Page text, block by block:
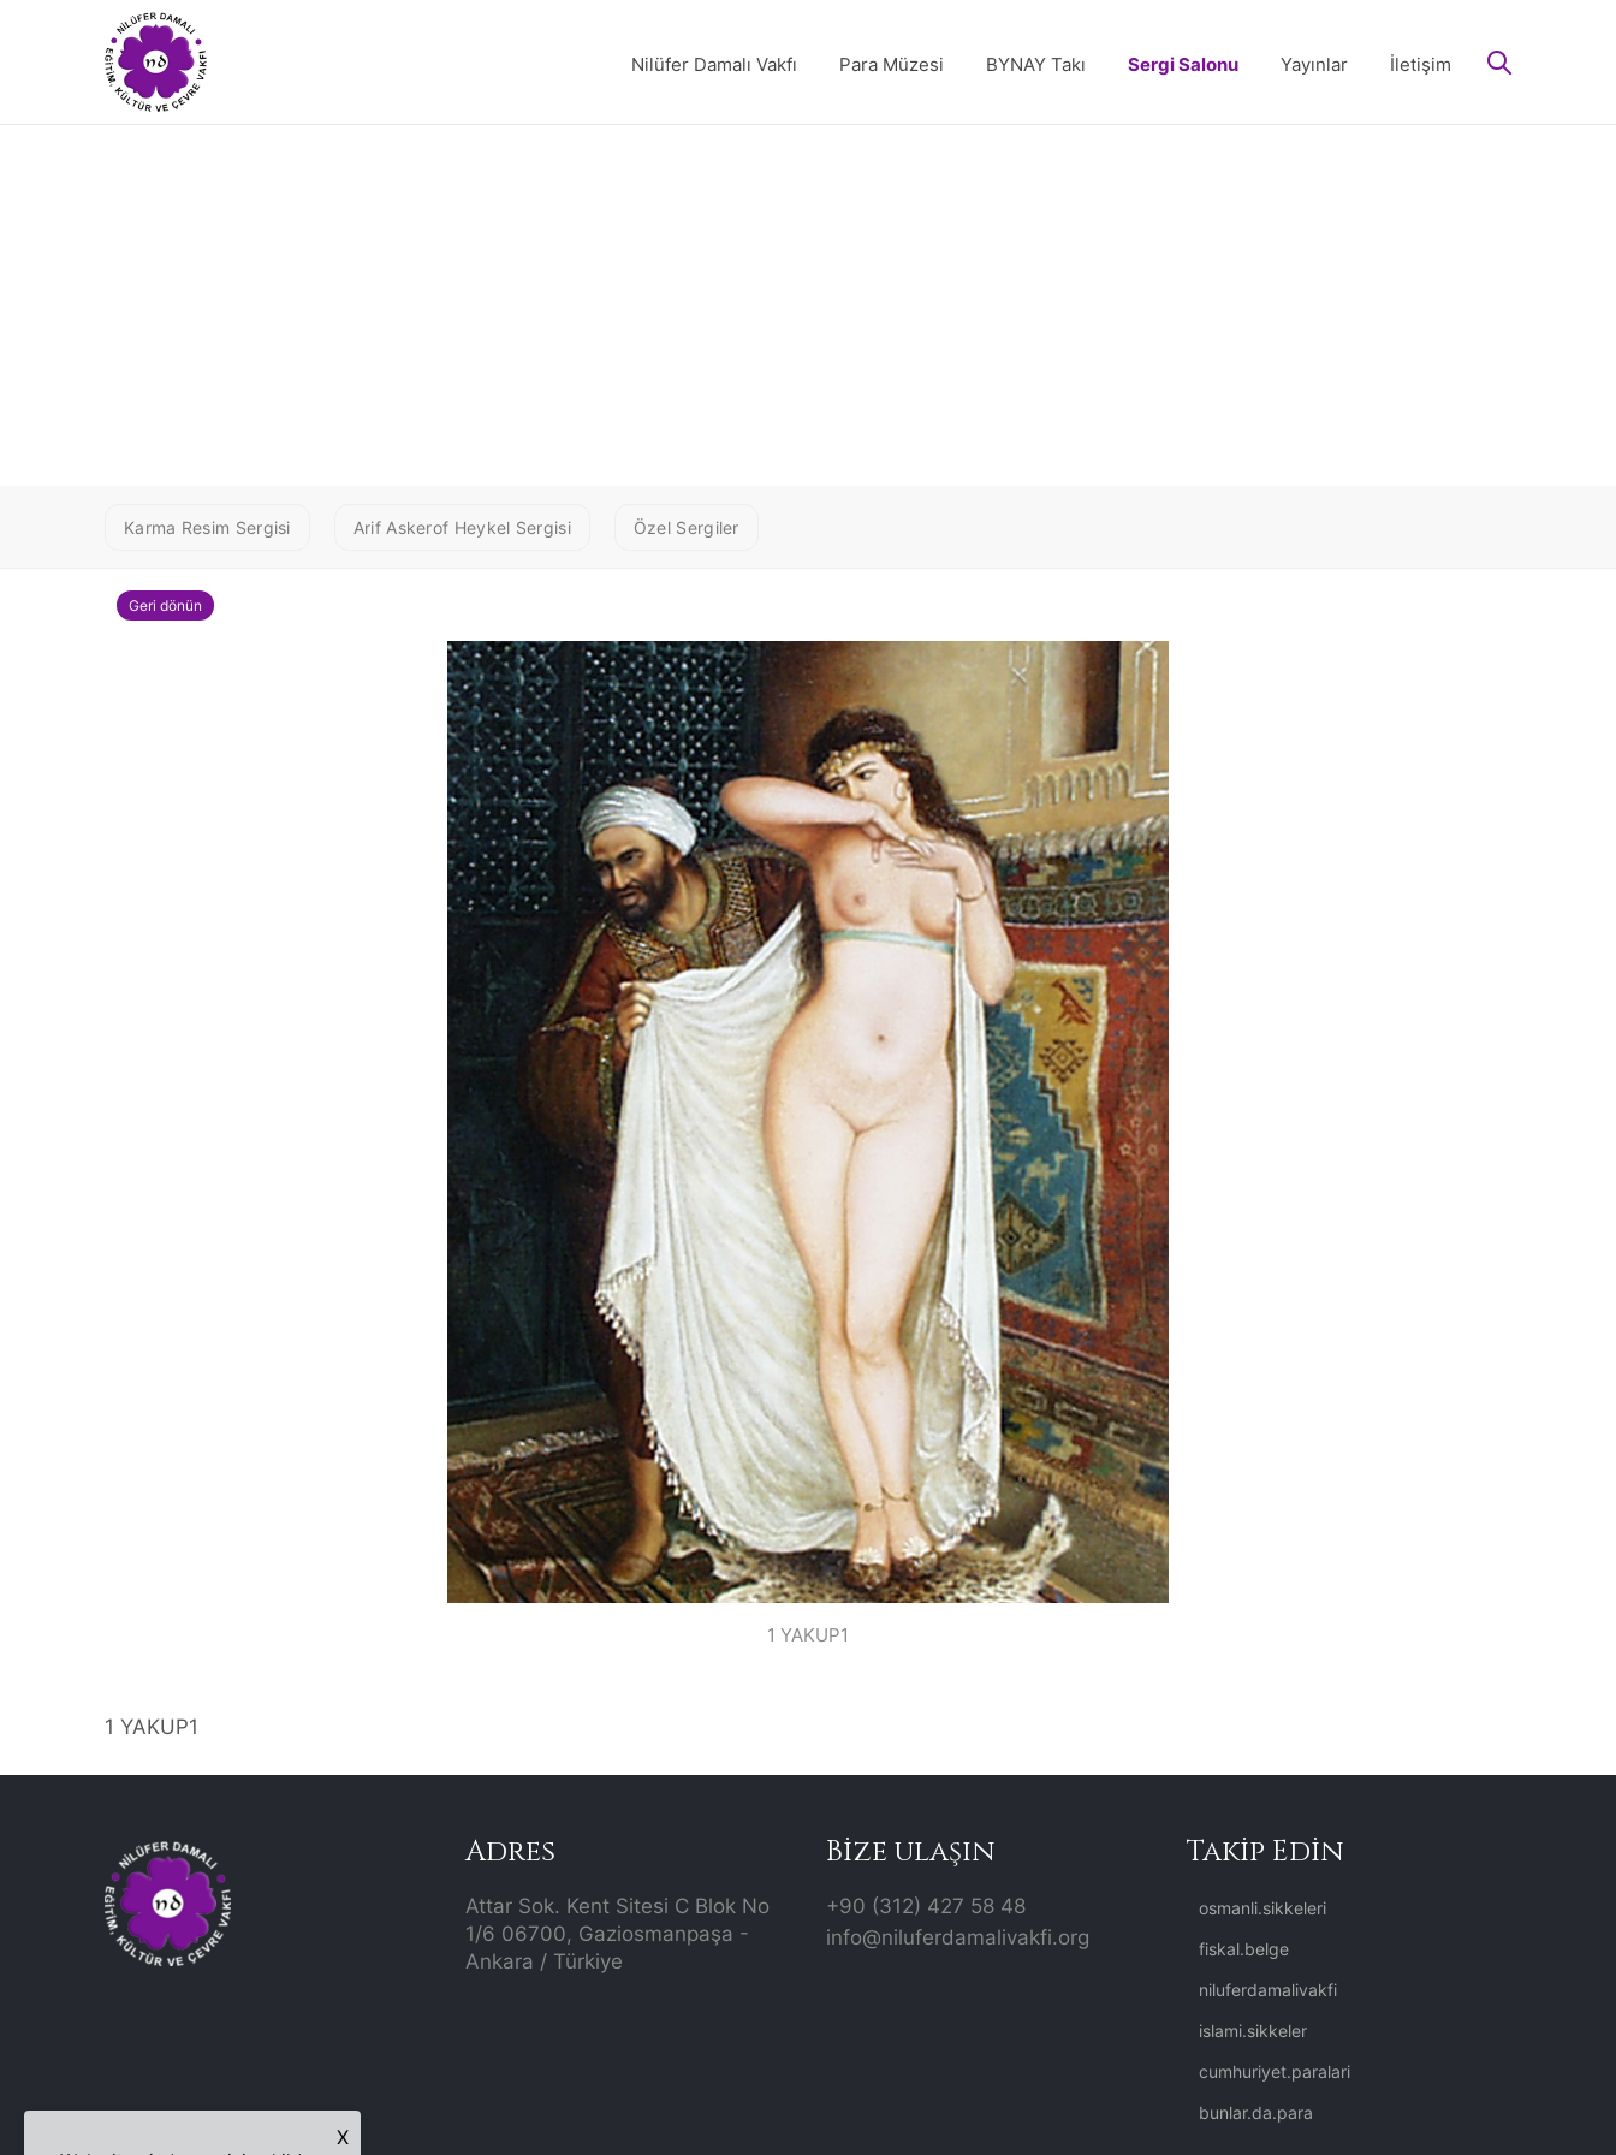
Nilüfer Damalı Vakfı Para Müzesi BYNAY Takı Sergi Salonu Yayınlar İletişim
Karma Resim Sergisi Arif Askerof Heykel Sergisi Özel Sergiler
Geri dönün
1 YAKUP1
1 YAKUP1
Adres
Attar Sok. Kent Sitesi C Blok No
1/6 06700, Gaziosmanpaşa -
Ankara / Türkiye
Bize ulaşın
+90 (312) 427 58 48
info@niluferdamalivakfi.org
Takip Edin
osmanli.sikkeleri
fiskal.belge
niluferdamalivakfi
islami.sikkeler
cumhuriyet.paralari
bunlar.da.para
X